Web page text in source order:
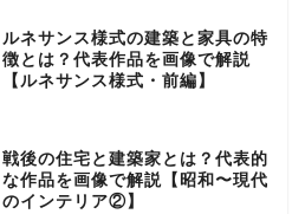
ルネサンス様式の建築と家具の特
徴とは？代表作品を画像で解説
【ルネサンス様式・前編】
戦後の住宅と建築家とは？代表的
な作品を画像で解説【昭和〜現代
のインテリア②】